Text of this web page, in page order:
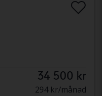
34 500 kr
294 kr/månad